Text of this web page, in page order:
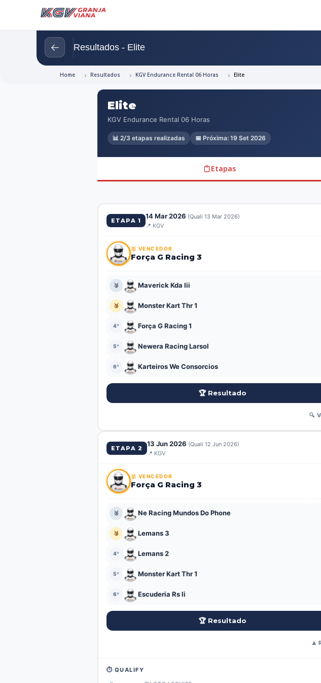
← Resultados - Elite
Home Resultados KGV Endurance Rental 06 Horas Elite
Elite
KGV Endurance Rental 06 Horas
📊 2/3 etapas realizadas 📅 Próxima: 19 Set 2026
Etapas
ETAPA 1
14 Mar 2026 (Quali 13 Mar 2026)
📍 KGV
🥇 VENCEDOR
Força G Racing 3
🥈 Maverick Kda Iii
🥉 Monster Kart Thr 1
4º Força G Racing 1
5º Newera Racing Larsol
6º Karteiros We Consorcios
🏆 Resultado
🔍
⏱️ QUALIFY
# PILOTO / EQUIPE
🥇
🥈 Kartrak 1
🥉 Força G Racing 1
4º
ETAPA 2
13 Jun 2026 (Quali 12 Jun 2026)
📍 KGV
🥇 VENCEDOR
Força G Racing 3
🥈 Ne Racing Mundos Do Phone
🥉 Lemans 3
4º Lemans 2
5º Monster Kart Thr 1
6º Escuderia Rs Ii
🏆 Resultado
🔼
⏱️ QUALIFY